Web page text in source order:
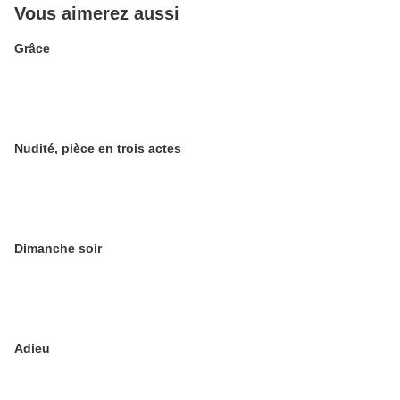
Vous aimerez aussi
Grâce
Nudité, pièce en trois actes
Dimanche soir
Adieu